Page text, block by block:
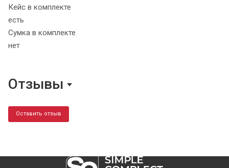
Кейс в комплекте
есть
Сумка в комплекте
нет
Отзывы
Оставить отзыв